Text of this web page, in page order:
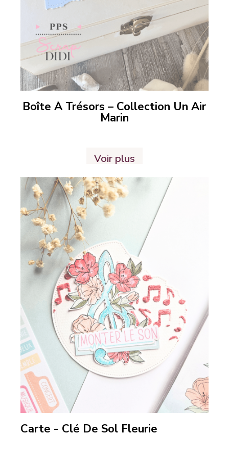
Boîte À Trésors – Collection Un Air
Marin
Voir plus
Carte - Clé De Sol Fleurie